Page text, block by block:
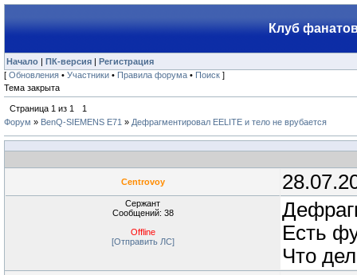
Клуб
Начало | ПК-версия | Регистрация
[ Обновления • Участники • Правила форума • Поиск ]
Тема закрыта
Страница 1 из 1
1
Форум » BenQ-SIEMENS E71 » Дефрагментировал EELITE и тело не врубается
Centrovoy
Сержант
Сообщений: 38
Offline
[Отправить ЛС]
Есть
Что